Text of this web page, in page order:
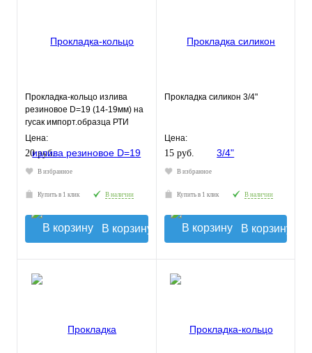
Прокладка-кольцо излива
резиновое D=19 (14-19мм) на
гусак импорт.образца РТИ
Цена:
20 руб.
В избранное
Купить в 1 клик В наличии
В корзину
Прокладка силикон 3/4"
Цена:
15 руб.
В избранное
Купить в 1 клик В наличии
В корзину